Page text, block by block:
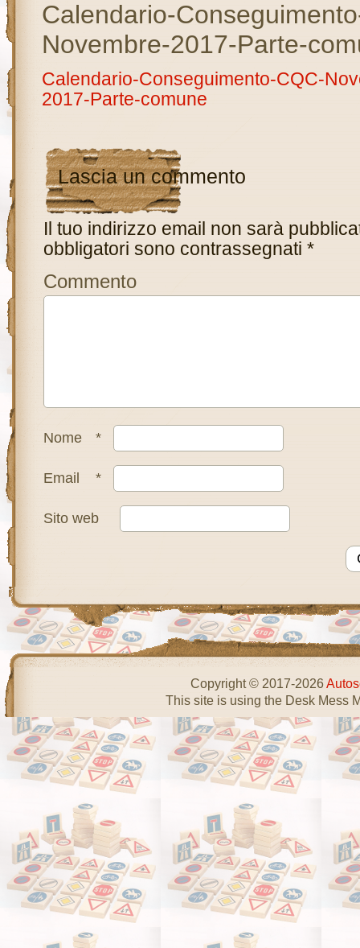
Calendario-
Novembre-2017-Parte-
Calendario-Conseguimento-CQC-
2017-Parte-comune
Lascia un commento
Il tuo indirizzo email non sarà
obbligatori sono contrassegnati *
Commento
Nome *
Email *
Sito web
Copyright © 2017-2026
This site is using the Desk Mess